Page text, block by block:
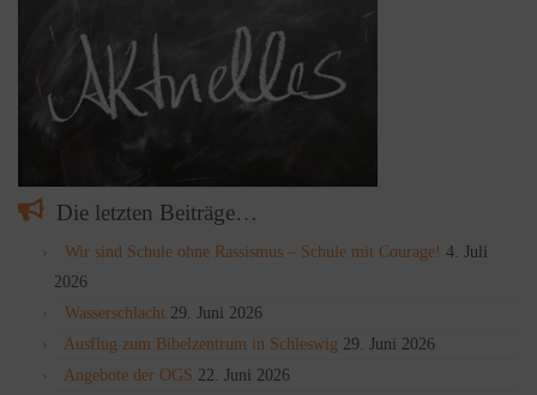
Die letzten Beiträge…
Wir sind Schule ohne Rassismus – Schule mit Courage! 4. Juli
2026
Wasserschlacht 29. Juni 2026
Ausflug zum Bibelzentrum in Schleswig 29. Juni 2026
Angebote der OGS 22. Juni 2026